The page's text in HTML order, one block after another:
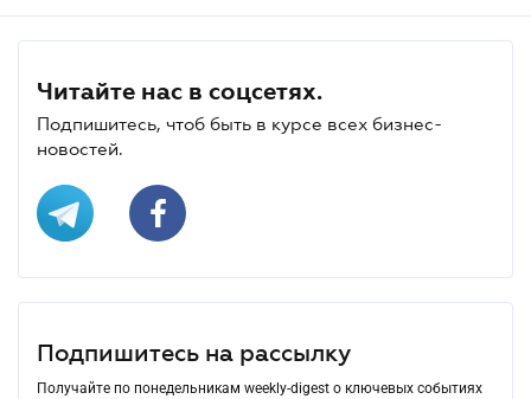
Читайте нас в соцсетях.
Подпишитесь, чтоб быть в курсе всех бизнес-
новостей.
Подпишитесь на рассылку
Получайте по понедельникам weekly-digest о ключевых событиях